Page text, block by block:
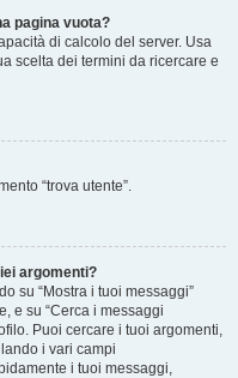
pagina vuota?
di calcolo del server. Usa
scelta dei termini da ricercare e
“trova utente”.
argomenti?
su “Mostra i tuoi messaggi”
e su “Cerca i messaggi
Puoi cercare i tuoi argomenti,
i vari campi
i tuoi messaggi,